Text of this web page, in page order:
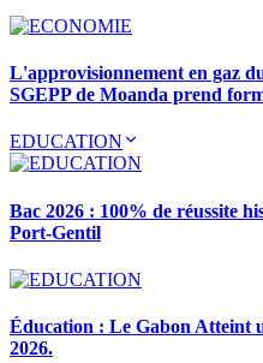
L'approvisionnement en gaz
SGEPP de Moanda prend
EDUCATION
Bac 2026 : 100% de réussite
Port-Gentil
Éducation : Le Gabon Atteint
2026.